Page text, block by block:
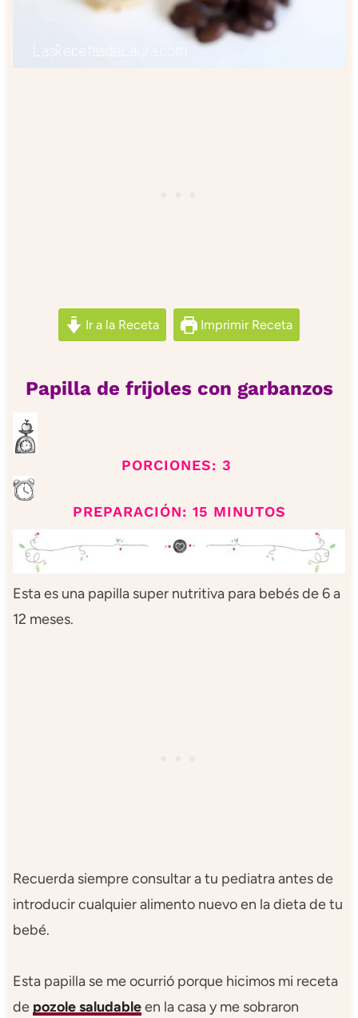
Ir a la Receta Imprimir Receta
Papilla de frijoles con garbanzos
PORCIONES: 3
PREPARACIÓN: 15 MINUTOS
Esta es una papilla super nutritiva para bebés de 6 a
12 meses.
Recuerda siempre consultar a tu pediatra antes de
introducir cualquier alimento nuevo en la dieta de tu
bebé.
Esta papilla se me ocurrió porque hicimos mi receta
de pozole saludableen la casa y me sobraron